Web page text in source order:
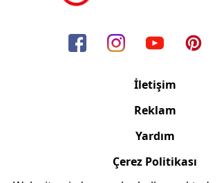
İletişim
Reklam
Yardım
Çerez Politikası